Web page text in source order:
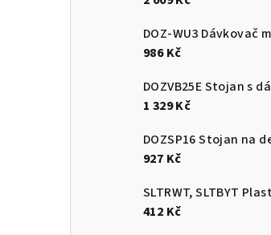
DOZ-WU3 Dávkovač
986 Kč
1 329 Kč
927 Kč
412 Kč